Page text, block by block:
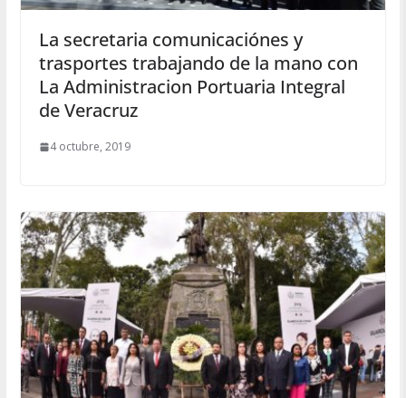
La secretaria comunicaciónes y
trasportes trabajando de la mano con
La Administracion Portuaria Integral
de Veracruz
4 octubre, 2019